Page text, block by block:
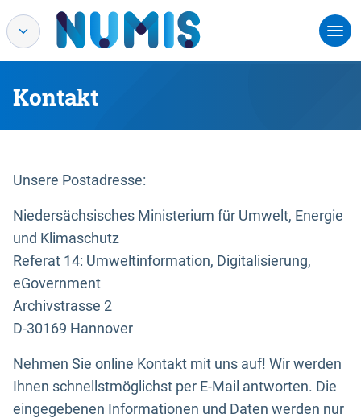
Kontakt
Unsere Postadresse:
Niedersächsisches Ministerium für Umwelt, Energie
und Klimaschutz
Referat 14: Umweltinformation, Digitalisierung,
eGovernment
Archivstrasse 2
D-30169 Hannover
Nehmen Sie online Kontakt mit uns auf! Wir werden
Ihnen schnellstmöglichst per E-Mail antworten. Die
eingegebenen Informationen und Daten werden nur